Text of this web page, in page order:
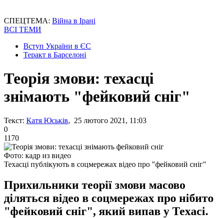
СПЕЦТЕМА: Війна в Ірані
ВСІ ТЕМИ
Вступ України в ЄС
Теракт в Барселоні
Теорія змови: техасці
знімають "фейковий сніг"
Текст: Катя Юськів, 25 лютого 2021, 11:03
0
1170
Фото: кадр из видео
Техасці публікують в соцмережах відео про "фейковий сніг"
Прихильники теорії змови масово
діляться відео в соцмережах про нібито
"фейковий сніг", який випав у Техасі.